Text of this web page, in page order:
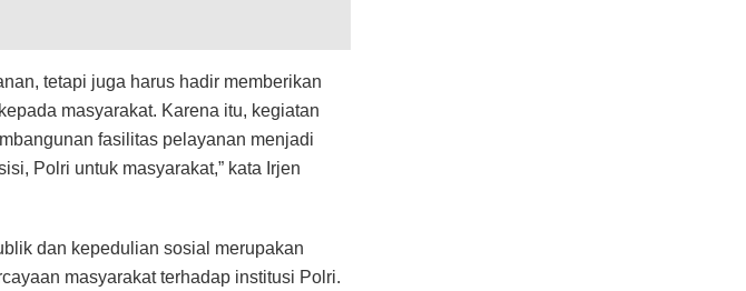
tetapi juga harus hadir memberikan
masyarakat. Karena itu, kegiatan
fasilitas pelayanan menjadi
Polri untuk masyarakat,” kata Irjen
dan kepedulian sosial merupakan
masyarakat terhadap institusi Polri.